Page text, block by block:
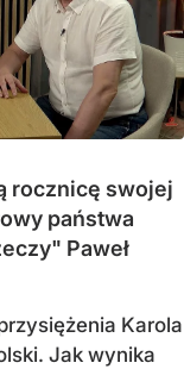
rocznicę swojej
państwa
Paweł
Karola
Jak wynika